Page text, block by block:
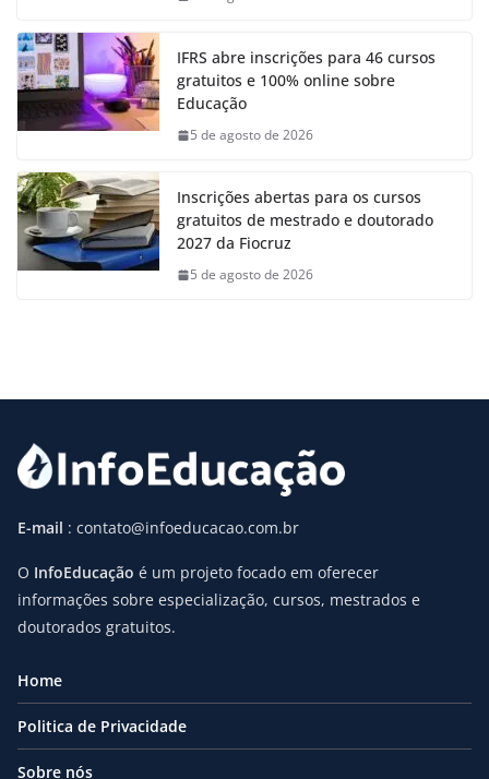
IFRS abre inscrições para 46 cursos
gratuitos e 100% online sobre
Educação
5 de agosto de 2026
Inscrições abertas para os cursos
gratuitos de mestrado e doutorado
2027 da Fiocruz
5 de agosto de 2026
E-mail : contato@infoeducacao.com.br
O InfoEducação é um projeto focado em oferecer
informações sobre especialização, cursos, mestrados e
doutorados gratuitos.
Home
Politica de Privacidade
Sobre nós